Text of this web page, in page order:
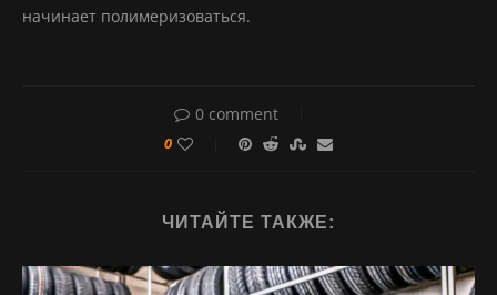
начинает полимеризоваться.
0 comment
0
ЧИТАЙТЕ ТАКЖЕ: